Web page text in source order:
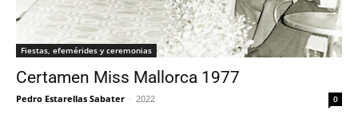
Fiestas, efemérides y ceremonias
Certamen Miss Mallorca 1977
Pedro Estarellas Sabater - 2022 0